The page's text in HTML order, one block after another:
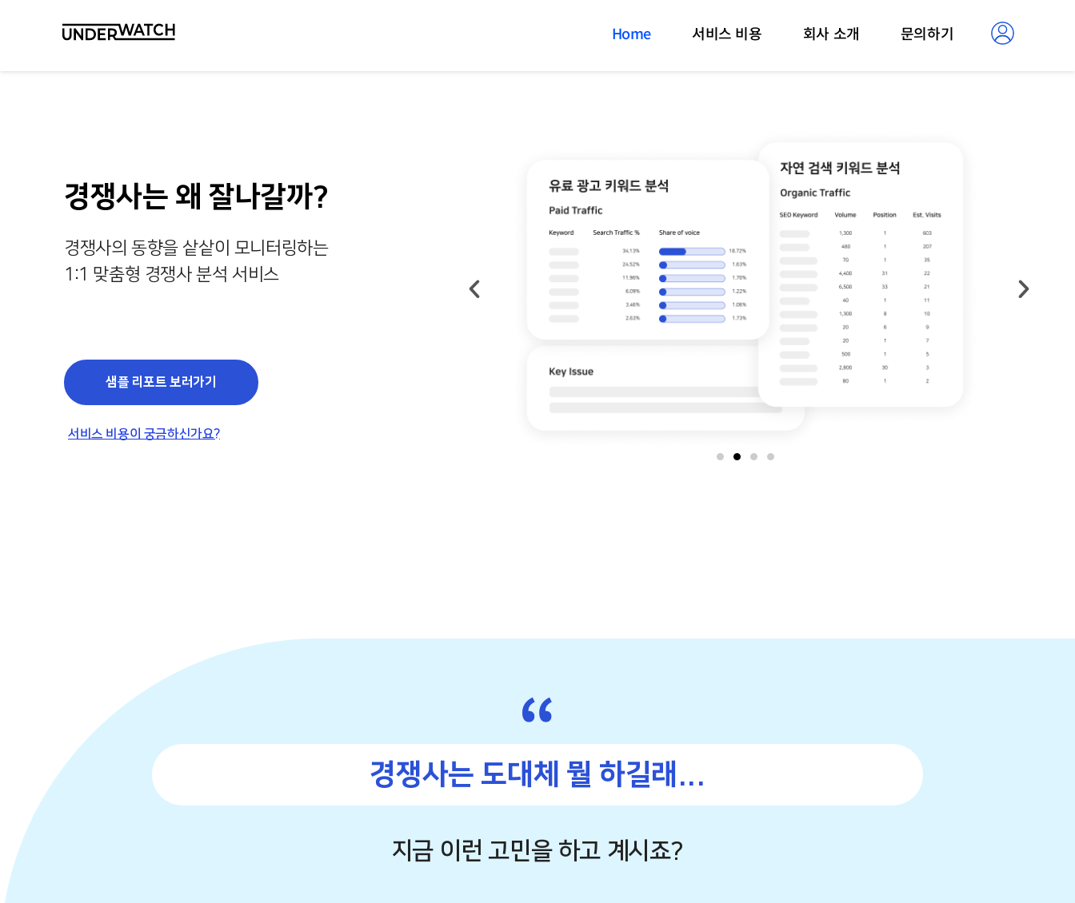
Home 서비스 비용 회사 소개 문의하기
경쟁사는 왜 잘나갈까?
경쟁사의 동향을 샅샅이 모니터링하는
1:1 맞춤형 경쟁사 분석 서비스
샘플 리포트 보러가기
서비스 비용이 궁금하신가요?
“
경쟁사는 도대체 뭘 하길래...
지금 이런 고민을 하고 계시죠?